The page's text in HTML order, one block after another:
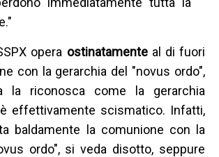
opera ostinatamente al di fuori
con la gerarchia del "novus ordo",
la riconosca come la gerarchia
effettivamente scismatico. Infatti,
baldamente la comunione con la
ordo", si veda disotto, seppure